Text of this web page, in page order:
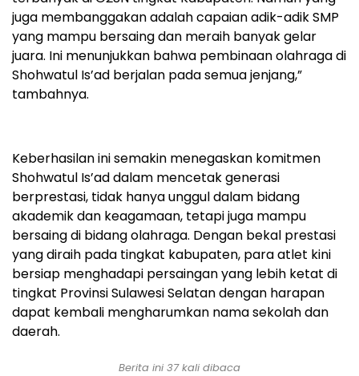
juga membanggakan adalah capaian adik-adik SMP
yang mampu bersaing dan meraih banyak gelar
juara. Ini menunjukkan bahwa pembinaan olahraga di
Shohwatul Is’ad berjalan pada semua jenjang,”
tambahnya.
Keberhasilan ini semakin menegaskan komitmen
Shohwatul Is’ad dalam mencetak generasi
berprestasi, tidak hanya unggul dalam bidang
akademik dan keagamaan, tetapi juga mampu
bersaing di bidang olahraga. Dengan bekal prestasi
yang diraih pada tingkat kabupaten, para atlet kini
bersiap menghadapi persaingan yang lebih ketat di
tingkat Provinsi Sulawesi Selatan dengan harapan
dapat kembali mengharumkan nama sekolah dan
daerah.
Berita ini 37kali dibaca